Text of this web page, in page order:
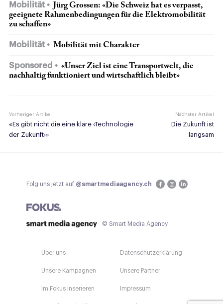
Mobilität
Jürg Grossen: «Die Schweiz hat es verpasst,
geeignete Rahmen­bedingungen für die Elektromobilität
zu schaffen»
Mobilität Mobilität mit Charakter
Sponsored
«Unser Ziel ist eine Transportwelt, die
nach­haltig funktioniert und wirtschaftlich bleibt»
Vorheriger Artikel
«Es gibt nicht die eine klare ‹Technologie
der Zukunft›»
Nächster Artikel
Die Zukunft ist
langsam
Folg uns jetzt auf @smartmediaagency.ch
© Smart Media Agency
Über uns
Unsere Kampagnen
Im Fokus inserieren
Datenschutzerklärung
Unsere Partner
Impressum